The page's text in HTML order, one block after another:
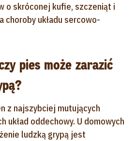
o skróconej kufie, szczeniąt i
choroby układu sercowo-
pies może zarazić
z najszybciej mutujących
układ oddechowy. U domowych
ludzką grypą jest